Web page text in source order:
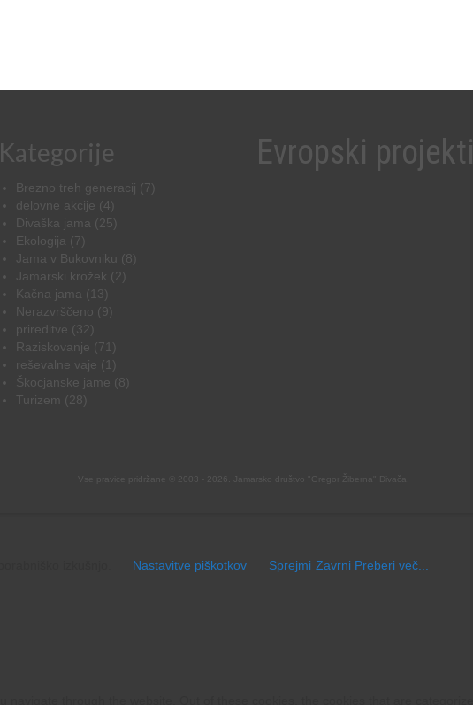
Kategorije
Brezno treh generacij (7)
delovne akcije (4)
Divaška jama (25)
Ekologija (7)
Jama v Bukovniku
(8)
Jamarski krožek (2)
Kačna jama (13)
Nerazvrščeno (9)
prireditve (32)
Raziskovanje (71)
reševalne vaje (1)
Škocjanske jame (8)
Turizem (28)
Evropski projekti
Vse pravice pridržane © 2003 - 2026. Jamarsko društvo "Gregor Žiberna" Divača.
Nastavitve piškotkov Sprejmi Zavrni Preberi več...